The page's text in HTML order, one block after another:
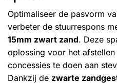
Optimaliseer de pasvorm
verbeter de stuurrespons
15mm zwart zand. Deze
oplossing voor het
concessies te doen aan
Dankzij de zwarte